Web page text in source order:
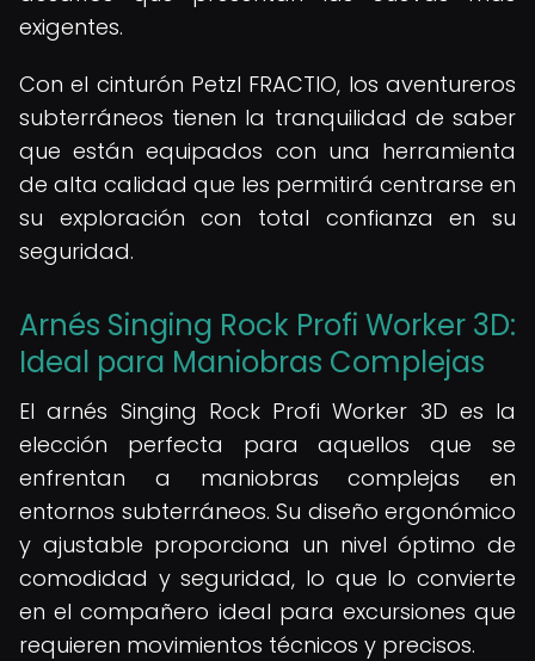
exigentes.
Con el cinturón Petzl FRACTIO, los aventureros
subterráneos tienen la tranquilidad de saber
que están equipados con una herramienta
de alta calidad que les permitirá centrarse en
su exploración con total confianza en su
seguridad.
Arnés Singing Rock Profi Worker 3D:
Ideal para Maniobras Complejas
El arnés Singing Rock Profi Worker 3D es la
elección perfecta para aquellos que se
enfrentan a maniobras complejas en
entornos subterráneos. Su diseño ergonómico
y ajustable proporciona un nivel óptimo de
comodidad y seguridad, lo que lo convierte
en el compañero ideal para excursiones que
requieren movimientos técnicos y precisos.